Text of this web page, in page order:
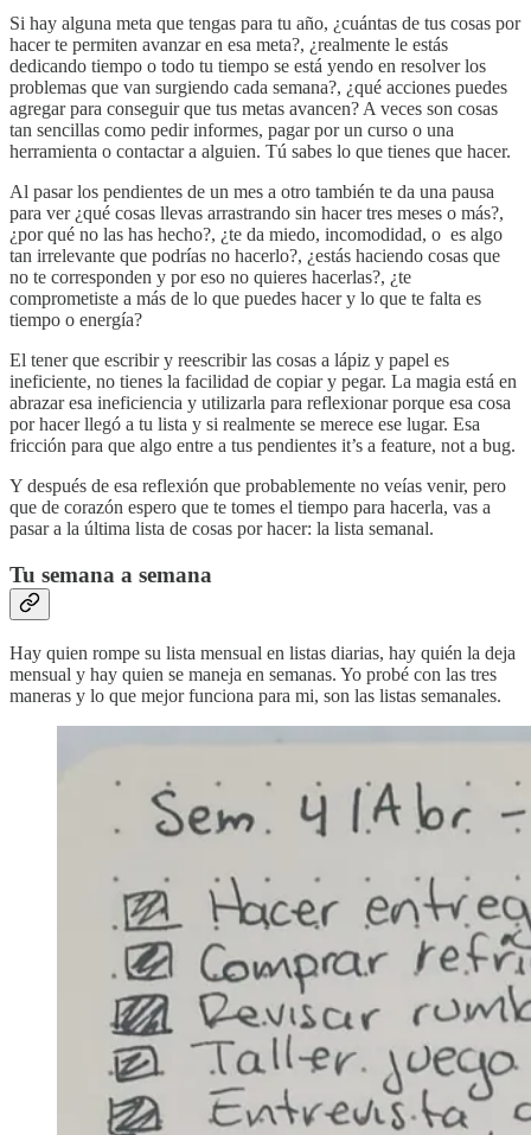
Si hay alguna meta que tengas para tu año, ¿cuántas de tus cosas por
hacer te permiten avanzar en esa meta?, ¿realmente le estás
dedicando tiempo o todo tu tiempo se está yendo en resolver los
problemas que van surgiendo cada semana?, ¿qué acciones puedes
agregar para conseguir que tus metas avancen? A veces son cosas
tan sencillas como pedir informes, pagar por un curso o una
herramienta o contactar a alguien. Tú sabes lo que tienes que hacer.
Al pasar los pendientes de un mes a otro también te da una pausa
para ver ¿qué cosas llevas arrastrando sin hacer tres meses o más?,
¿por qué no las has hecho?, ¿te da miedo, incomodidad, o es algo
tan irrelevante que podrías no hacerlo?, ¿estás haciendo cosas que
no te corresponden y por eso no quieres hacerlas?, ¿te
comprometiste a más de lo que puedes hacer y lo que te falta es
tiempo o energía?
El tener que escribir y reescribir las cosas a lápiz y papel es
ineficiente, no tienes la facilidad de copiar y pegar. La magia está en
abrazar esa ineficiencia y utilizarla para reflexionar porque esa cosa
por hacer llegó a tu lista y si realmente se merece ese lugar. Esa
fricción para que algo entre a tus pendientes it’s a feature, not a bug.
Y después de esa reflexión que probablemente no veías venir, pero
que de corazón espero que te tomes el tiempo para hacerla, vas a
pasar a la última lista de cosas por hacer: la lista semanal.
Tu semana a semana
Hay quien rompe su lista mensual en listas diarias, hay quién la deja
mensual y hay quien se maneja en semanas. Yo probé con las tres
maneras y lo que mejor funciona para mi, son las listas semanales.